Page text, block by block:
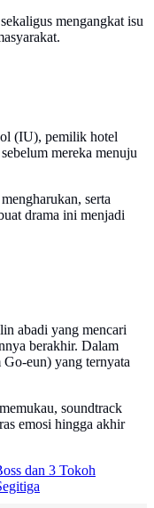
mengangkat isu
(IU), pemilik hotel
mereka menuju
serta
drama ini menjadi
abadi yang mencari
berakhir. Dalam
eun) yang ternyata
soundtrack
emosi hingga akhir
dan 3 Tokoh